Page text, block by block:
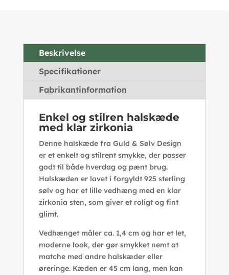
Beskrivelse
Specifikationer
Fabrikantinformation
Enkel og stilren halskæde
med klar zirkonia
Denne halskæde fra Guld & Sølv Design
er et enkelt og stilrent smykke, der passer
godt til både hverdag og pænt brug.
Halskæden er lavet i forgyldt 925 sterling
sølv og har et lille vedhæng med en klar
zirkonia sten, som giver et roligt og fint
glimt.
Vedhænget måler ca. 1,4 cm og har et let,
moderne look, der gør smykket nemt at
matche med andre halskæder eller
øreringe. Kæden er 45 cm lang, men kan